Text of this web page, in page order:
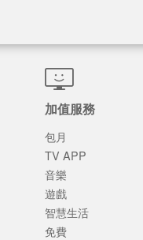
加值服務
包月
TV APP
音樂
遊戲
智慧生活
免費